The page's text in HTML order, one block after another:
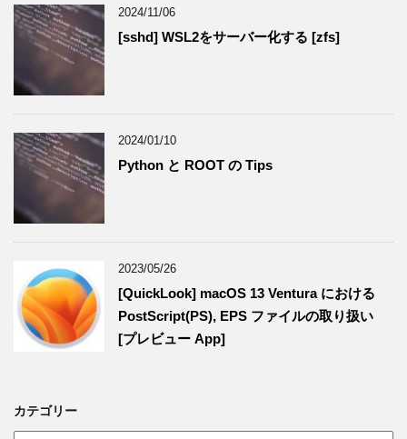
2024/11/06
[sshd] WSL2をサーバー化する [zfs]
2024/01/10
Python と ROOT の Tips
2023/05/26
[QuickLook] macOS 13 Ventura における
PostScript(PS), EPS ファイルの取り扱い
[プレビュー App]
カテゴリー